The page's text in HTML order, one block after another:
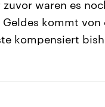
waren es
kommt
kompensiert